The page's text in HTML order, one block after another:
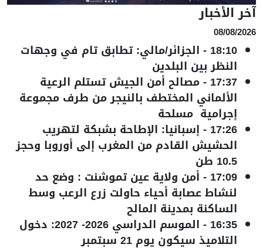
آخر الأخبار
08/08/2026
18:10
- الجزائر/مالي: تطابق تام في وجهات
النظر بين البلدين
17:37
-مصالح أمن الجيش تستلم الرعية
الألماني المختطف بالنيجر من طرف مجموعة
إجرامية مسلحة
17:26
- إسبانيا: الإطاحة بشبكة لتهريب
الحشيش القادم من المغرب إلى أوروبا وحجز
10.5 طن
17:09
- أمن ولاية عين تموشنت : وضع حد
لنشاط عصابة أحياء حاولت زرع الرعب وسط
الساكنة بمدينة المالح
16:35
- الموسم الدراسي 2026- 2027: دخول
التلاميذ سيكون يوم 21 سبتمبر